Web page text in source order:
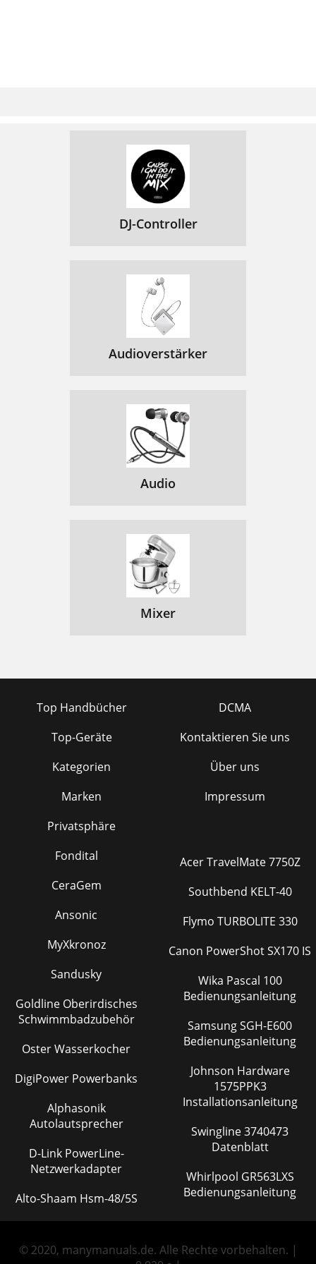
DJ-Controller
Audioverstärker
Audio
Mixer
Top Handbücher
Top-Geräte
Kategorien
Marken
Privatsphäre
DCMA
Kontaktieren Sie uns
Über uns
Impressum
Fondital
CeraGem
Ansonic
MyXkronoz
Sandusky
Goldline Oberirdisches
Schwimmbadzubehör
Oster Wasserkocher
DigiPower Powerbanks
Alphasonik
Autolautsprecher
D-Link PowerLine-
Netzwerkadapter
Alto-Shaam Hsm-48/5S
Acer TravelMate 7750Z
Southbend KELT-40
Flymo TURBOLITE 330
Canon PowerShot SX170 IS
Wika Pascal 100
Bedienungsanleitung
Samsung SGH-E600
Bedienungsanleitung
Johnson Hardware
1575PPK3
Installationsanleitung
Swingline 3740473
Datenblatt
Whirlpool GR563LXS
Bedienungsanleitung
© 2020, manymanuals.de. Alle Rechte vorbehalten. |